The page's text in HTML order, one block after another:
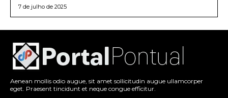
7 de julho de 2025
Aenean mollis odio augue, sit amet sollicitudin augue ullamcorper
eget. Praesent tincidunt et neque congue efficitur.